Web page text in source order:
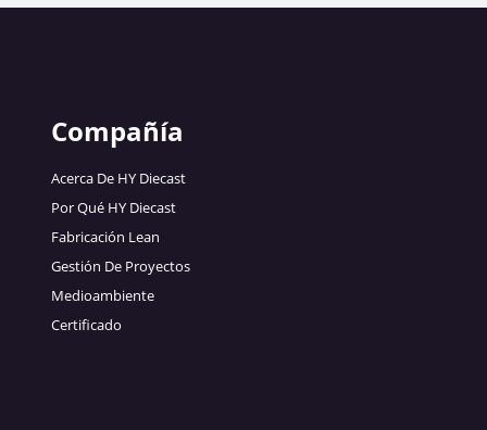
Compañía
Acerca De HY Diecast
Por Qué HY Diecast
Fabricación Lean
Gestión De Proyectos
Medioambiente
Certificado